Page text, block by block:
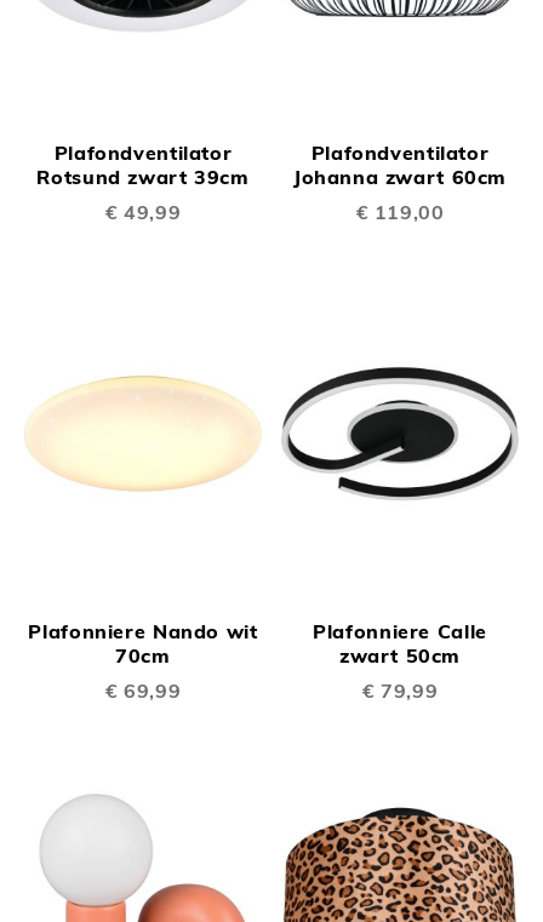
Plafondventilator
Rotsund zwart 39cm
€ 49,99
Plafondventilator
Johanna zwart 60cm
€ 119,00
Plafonniere Nando wit
70cm
€ 69,99
Plafonniere Calle
zwart 50cm
€ 79,99